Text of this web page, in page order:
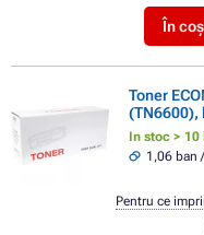
În
Toner
(TN6600),
In stoc > 10
1,06 ban
Pentru ce